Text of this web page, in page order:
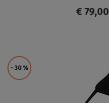
€ 79,00
- 30 %